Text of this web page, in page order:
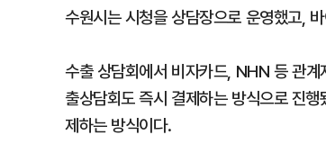
수원시는 시청을 상담장으로 운영했고,
수출 상담회에서 비자카드, NHN 등 관
출상담회도 즉시 결제하는 방식으로 진
제하는 방식이다.